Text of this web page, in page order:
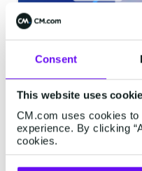
Consent
This website uses
CM.com uses cookies
experience. By clicking
cookies.
Agentic AI:
Autonome